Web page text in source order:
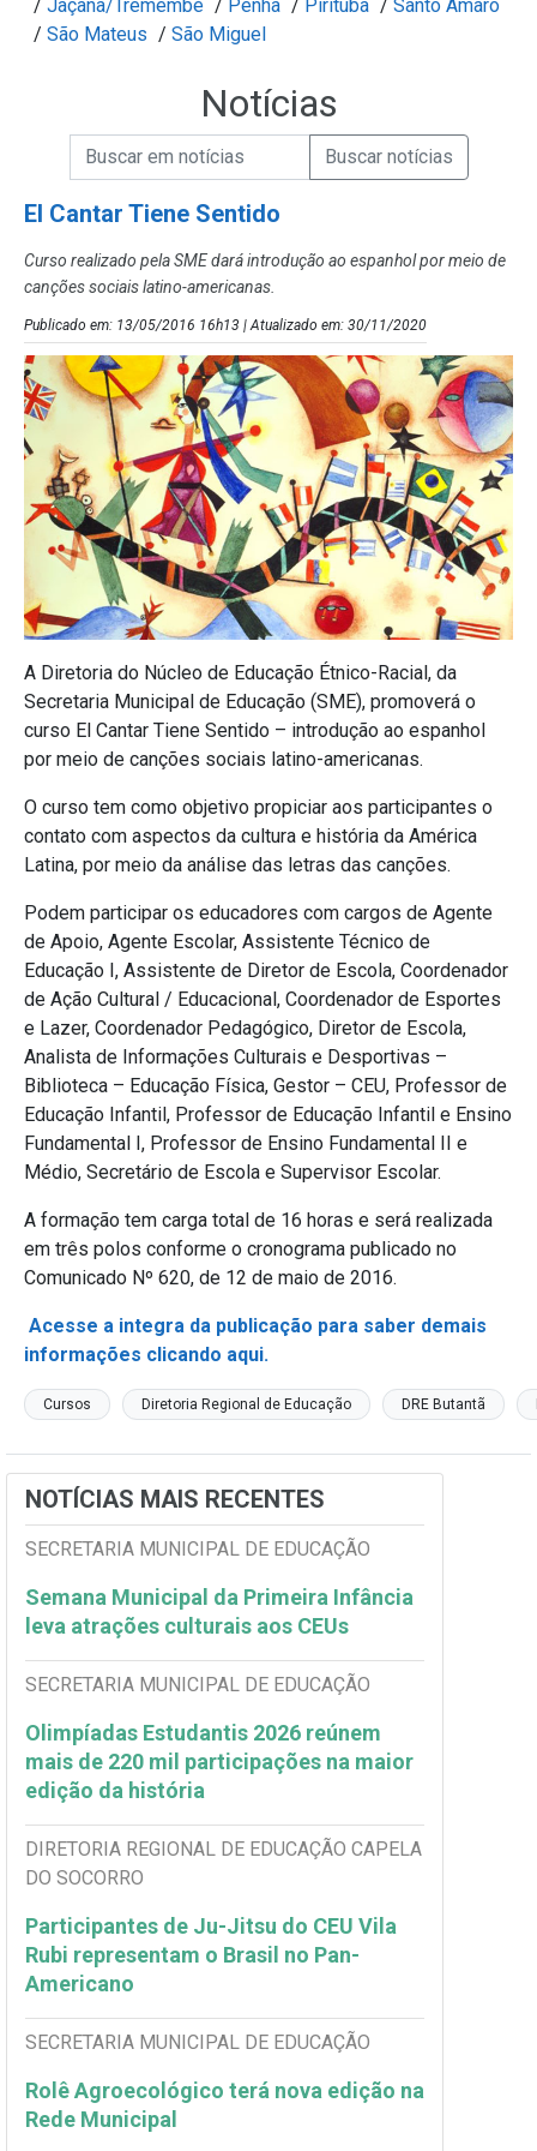
/ Jaçanã/Tremembé / Penha / Pirituba / Santo Amaro
/ São Mateus / São Miguel
Notícias
Campo de Busca de Notícias
Campo de Busca de informaçõesEnviar a Busca de Notícias
El Cantar Tiene Sentido
Curso realizado pela SME dará introdução ao espanhol por meio de
canções sociais latino-americanas.
Publicado em: 13/05/2016 16h13 | Atualizado em: 30/11/2020
A Diretoria do Núcleo de Educação Étnico-Racial, da
Secretaria Municipal de Educação (SME), promoverá o
curso El Cantar Tiene Sentido – introdução ao espanhol
por meio de canções sociais latino-americanas.
O curso tem como objetivo propiciar aos participantes o
contato com aspectos da cultura e história da América
Latina, por meio da análise das letras das canções.
Podem participar os educadores com cargos de Agente
de Apoio, Agente Escolar, Assistente Técnico de
Educação I, Assistente de Diretor de Escola, Coordenador
de Ação Cultural / Educacional, Coordenador de Esportes
e Lazer, Coordenador Pedagógico, Diretor de Escola,
Analista de Informações Culturais e Desportivas –
Biblioteca – Educação Física, Gestor – CEU, Professor de
Educação Infantil, Professor de Educação Infantil e Ensino
Fundamental I, Professor de Ensino Fundamental II e
Médio, Secretário de Escola e Supervisor Escolar.
A formação tem carga total de 16 horas e será realizada
em três polos conforme o cronograma publicado no
Comunicado Nº 620, de 12 de maio de 2016.
Acesse a integra da publicação para saber demais
informações clicando aqui.
Cursos Diretoria Regional de Educação DRE Butantã
NOTÍCIAS MAIS RECENTES
SECRETARIA MUNICIPAL DE EDUCAÇÃO
Semana Municipal da Primeira Infância
leva atrações culturais aos CEUs
SECRETARIA MUNICIPAL DE EDUCAÇÃO
Olimpíadas Estudantis 2026 reúnem
mais de 220 mil participações na maior
edição da história
DIRETORIA REGIONAL DE EDUCAÇÃO CAPELA
DO SOCORRO
Participantes de Ju-Jitsu do CEU Vila
Rubi representam o Brasil no Pan-
Americano
SECRETARIA MUNICIPAL DE EDUCAÇÃO
Rolê Agroecológico terá nova edição na
Rede Municipal